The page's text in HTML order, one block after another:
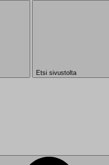
Etsi sivustolta